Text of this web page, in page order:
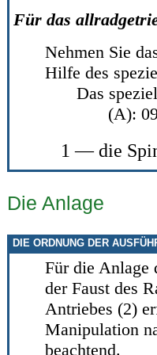
Für das
Nehmen Sie
Hilfe des
Das
(A):
1 — die
Die Anlage
DIE ORDNUNG DER
Für die Anlage
der Faust des
Antriebes (2)
Manipulation
beachtend.